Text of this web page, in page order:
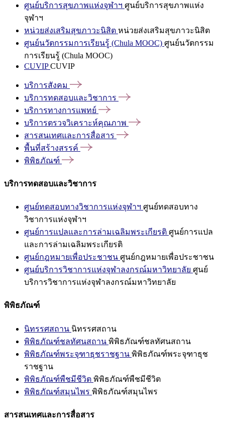
ศูนย์บริการสุขภาพแห่งจุฬาฯ ศูนย์บริการสุขภาพแห่ง
จุฬาฯ
หน่วยส่งเสริมสุขภาวะนิสิต หน่วยส่งเสริมสุขภาวะนิสิต
ศูนย์นวัตกรรมการเรียนรู้ (Chula MOOC) ศูนย์นวัตกรรม
การเรียนรู้ (Chula MOOC)
CUVIPCUVIP
บริการสังคม
บริการทดสอบและวิชาการ
บริการทางการแพทย์
บริการตรวจวิเคราะห์คุณภาพ
สารสนเทศและการสื่อสาร
พื้นที่สร้างสรรค์
พิพิธภัณฑ์
บริการทดสอบและวิชาการ
ศูนย์ทดสอบทางวิชาการแห่งจุฬาฯ ศูนย์ทดสอบทาง
วิชาการแห่งจุฬาฯ
ศูนย์การแปลและการล่ามเฉลิมพระเกียรติ ศูนย์การแปล
และการล่ามเฉลิมพระเกียรติ
ศูนย์กฎหมายเพื่อประชาชน ศูนย์กฎหมายเพื่อประชาชน
ศูนย์บริการวิชาการแห่งจุฬาลงกรณ์มหาวิทยาลัย ศูนย์
บริการวิชาการแห่งจุฬาลงกรณ์มหาวิทยาลัย
พิพิธภัณฑ์
นิทรรศสถาน นิทรรศสถาน
พิพิธภัณฑ์ชลทัศนสถาน พิพิธภัณฑ์ชลทัศนสถาน
พิพิธภัณฑ์พระจุฑาธุชราชฐาน พิพิธภัณฑ์พระจุฑาธุช
ราชฐาน
พิพิธภัณฑ์พืชมีชีวิต พิพิธภัณฑ์พืชมีชีวิต
พิพิธภัณฑ์สมุนไพร พิพิธภัณฑ์สมุนไพร
สารสนเทศและการสื่อสาร